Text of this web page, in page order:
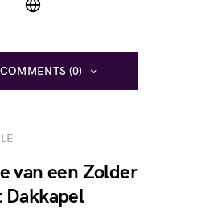
(0)
van een Zolder
Dakkapel